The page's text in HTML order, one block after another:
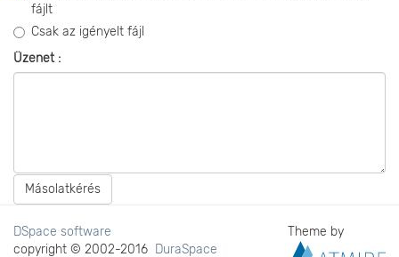
fájlt
Csak az igényelt fájl
Üzenet :
Másolatkérés
DSpace software
copyright © 2002-2016 DuraSpace
Theme by